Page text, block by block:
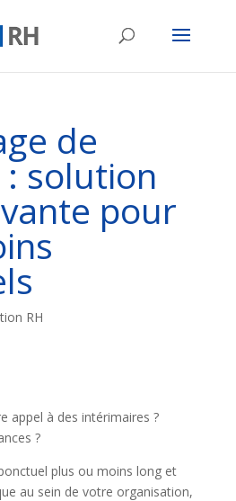
de
solution
pour
RH
appel à des intérimaires ?
?
plus ou moins long et
au sein de votre organisation,